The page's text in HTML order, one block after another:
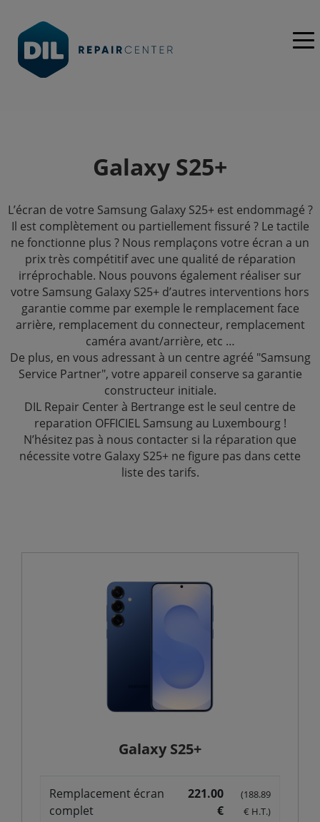
Galaxy S25+
L’écran de votre Samsung Galaxy S25+ est endommagé ?
Il est complètement ou partiellement fissuré ? Le tactile
ne fonctionne plus ? Nous remplaçons votre écran a un
prix très compétitif avec une qualité de réparation
irréprochable. Nous pouvons également réaliser sur
votre Samsung Galaxy S25+ d’autres interventions hors
garantie comme par exemple le remplacement face
arrière, remplacement du connecteur, remplacement
caméra avant/arrière, etc …
De plus, en vous adressant à un centre agréé "Samsung
Service Partner", votre appareil conserve sa garantie
constructeur initiale.
DIL Repair Center à Bertrange est le seul centre de
reparation OFFICIEL Samsung au Luxembourg !
N’hésitez pas à nous contacter si la réparation que
nécessite votre Galaxy S25+ ne figure pas dans cette
liste des tarifs.
Galaxy S25+
Remplacement écran
complet
221.00
€
(188.89
€ H.T.)